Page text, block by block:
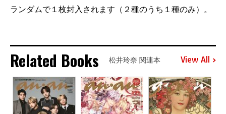
ランダムで１枚封入されます（２種のうち１種のみ）。
Related Books 松井玲奈 関連本 View All